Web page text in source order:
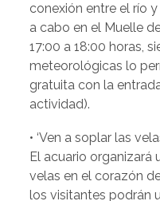
conexión entre el río
a cabo en el Muelle
17:00 a 18:00 horas,
meteorológicas lo
gratuita con la
actividad).
• ‘Ven a soplar las
El acuario organizará
velas en el corazón
los visitantes podrán